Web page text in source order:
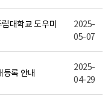
대학교 도우미
2025-
05-07
록 안내
2025-
04-29